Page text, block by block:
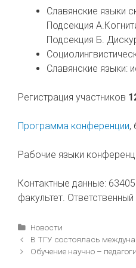
Славянские языки
Подсекция
Подсекция Б.
Славянские языки:
Регистрация участников
Программа конференции,
Рабочие языки
Контактные данные:
факультет.
Рубрики
Новости
Навигация
записи
В ТГУ состоялась
Обучение научно –